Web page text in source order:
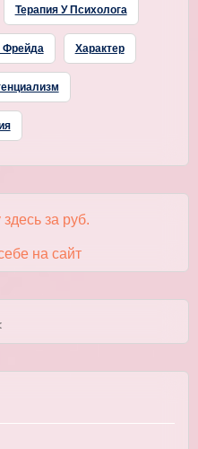
Терапия У Психолога
Фрейда Характер
за руб.
на сайт